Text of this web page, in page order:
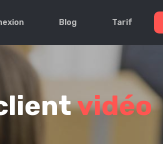
Blog Tarif
vidéo